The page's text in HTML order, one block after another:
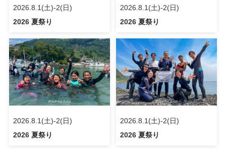
2026.8.1(土)-2(日)
2026 夏祭り
2026.8.1(土)-2(日)
2026 夏祭り
2026.8.1(土)-2(日)
2026 夏祭り
2026.8.1(土)-2(日)
2026 夏祭り